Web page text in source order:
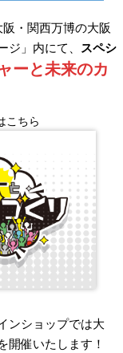
・関西万博の大阪
」内にて、 スペシ
ーと未来のカ
こちら
ンショップでは大
開催いたします！